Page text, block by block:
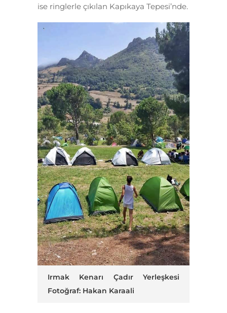
ise ringlerle çıkılan Kapıkaya Tepesi’nde.
Irmak Kenarı Çadır Yerleşkesi
Fotoğraf: Hakan Karaali